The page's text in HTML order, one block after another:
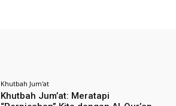
Khutbah Jum'at
Khutbah Jum’at: Meratapi